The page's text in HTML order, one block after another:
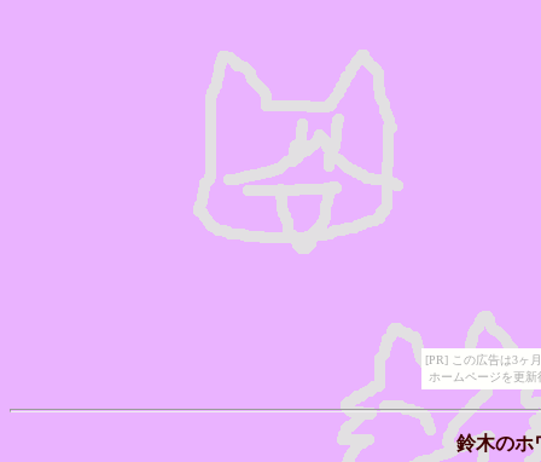
[PR] この広告は3ヶ
ホームページを更
鈴木のホ